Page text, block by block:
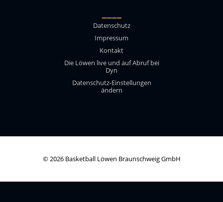
____
Datenschutz
Impressum
Kontakt
Die Löwen live und auf Abruf bei
Dyn
Datenschutz-Einstellungen
ändern
© 2026 Basketball Löwen Braunschweig GmbH